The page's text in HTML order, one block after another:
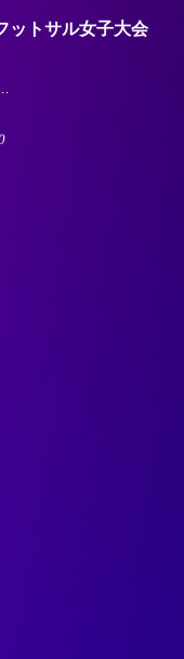
トサル女子大会